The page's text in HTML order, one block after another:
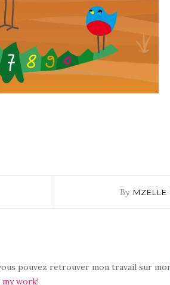
By MZELLE
pouvez retrouver mon travail sur
my work!